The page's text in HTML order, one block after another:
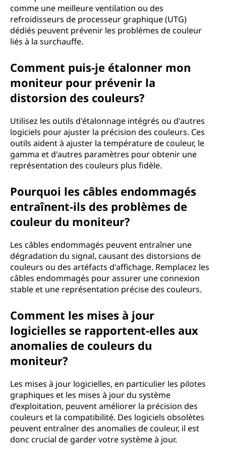
comme une meilleure ventilation ou des
refroidisseurs de processeur graphique (UTG)
dédiés peuvent prévenir les problèmes de couleur
liés à la surchauffe.
Comment puis-je étalonner mon
moniteur pour prévenir la
distorsion des couleurs?
Utilisez les outils d'étalonnage intégrés ou d'autres
logiciels pour ajuster la précision des couleurs. Ces
outils aident à ajuster la température de couleur, le
gamma et d'autres paramètres pour obtenir une
représentation des couleurs plus fidèle.
Pourquoi les câbles endommagés
entraînent-ils des problèmes de
couleur du moniteur?
Les câbles endommagés peuvent entraîner une
dégradation du signal, causant des distorsions de
couleurs ou des artéfacts d'affichage. Remplacez les
câbles endommagés pour assurer une connexion
stable et une représentation précise des couleurs.
Comment les mises à jour
logicielles se rapportent-elles aux
anomalies de couleurs du
moniteur?
Les mises à jour logicielles, en particulier les pilotes
graphiques et les mises à jour du système
d’exploitation, peuvent améliorer la précision des
couleurs et la compatibilité. Des logiciels obsolètes
peuvent entraîner des anomalies de couleur, il est
donc crucial de garder votre système à jour.